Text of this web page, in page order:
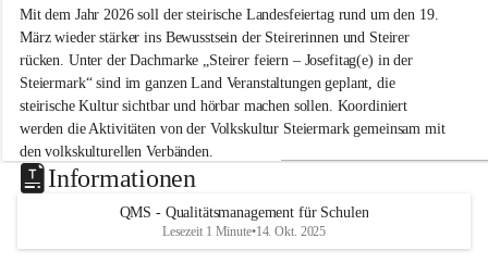
u
l
e
B
a
d
R
a
d
k
s
Mit dem Jahr 2026 soll der steirische Landesfeiertag rund um den 19.
März wieder stärker ins Bewusstsein der Steirerinnen und Steirer
rücken. Unter der Dachmarke „Steirer feiern – Josefitag(e) in der
Steiermark“ sind im ganzen Land Veranstaltungen geplant, die
steirische Kultur sichtbar und hörbar machen sollen. Koordiniert
werden die Aktivitäten von der Volkskultur Steiermark gemeinsam mit
den volkskulturellen Verbänden.
Tanz zu „Böll böll Kernöl“
Im Rahmen dieser Initiative studierten sechs Schulklassen aus der
Steiermark bereits im Unterricht eine einfache Volkstanz-Choreografie
Informationen
QMS - Qualitätsmanagement für Schulen
Lesezeit 1 Minute•14. Okt. 2025